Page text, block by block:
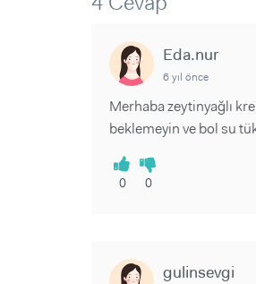
Eda.nur
6 yıl önce
Merhaba zeytinyağlı
beklemeyin ve bol su
0 0
gulinsevgi